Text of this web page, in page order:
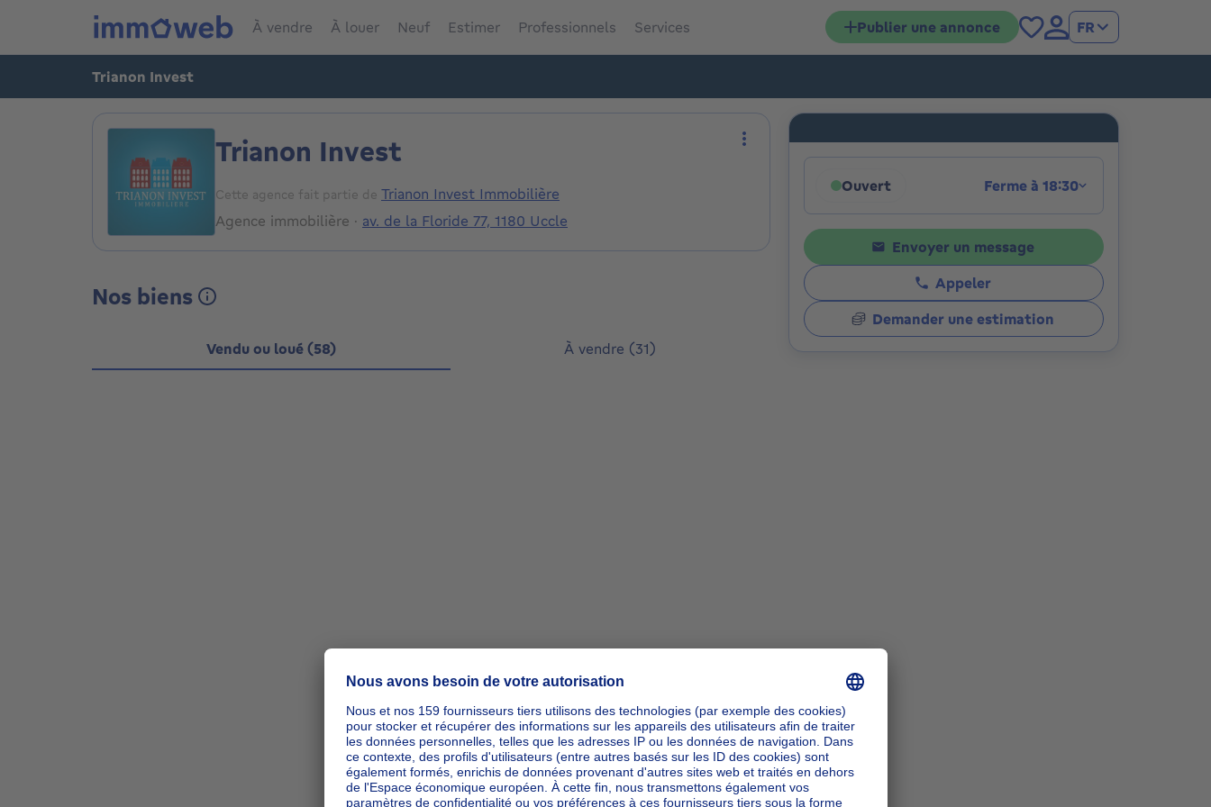
À vendre À louer Neuf Estimer Professionnels Services Publier une annonce FR
Trianon Invest
Trianon Invest
Cette agence fait partie de Trianon Invest Immobilière
Agence immobilière · av. de la Floride 77, 1180 Uccle
Plus d'actions
Nos biens
Vendu ou loué (58) À vendre (31)
ipp_action_zoomIn
ipp_action_zoomOut
Ouvert Ferme à 18:30
Cliquez pour afficher les horaires
Envoyer un message
Appeler
Demander une estimation